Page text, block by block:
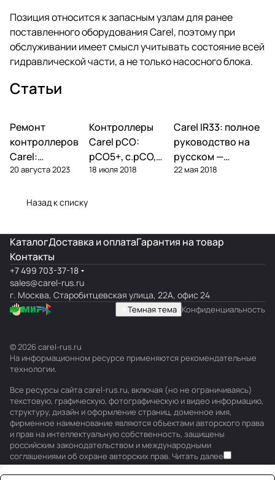
Позиция относится к запасным узлам для ранее
поставленного оборудования Carel, поэтому при
обслуживании имеет смысл учитывать состояние всей
гидравлической части, а не только насосного блока.
Статьи
Автоматика и
контроллеры
Ремонт
контроллеров
Carel:
диагностика
поломок и
20 августа 2023
Автоматика и
контроллеры
Контроллеры
Carel pCO:
pCO5+, c.pCO,
pCO mini —
18 июля 2018
Автоматика и
контроллеры
Carel IR33: полное
руководство на
русском —
параметры,
22 мая 2018
Назад к списку
КаталогДоставка и оплатаГарантия на товар
Контакты
+7 499 703-37-18
sales@carel-rus.ru
г. Москва, Старобитцевская улица, 22А, офис 24
Темная тема Конфиденциальность
© 2026 carel-rus.ru
На информационном ресурсе применяются рекомендательные
технологии.
Все ресурсы сайта carel-rus.ru, включая (но не ограничиваясь)
текстовую, графическую, фотографическую и видео информацию,
структуру, дизайн и оформление страниц, доменное имя,
фирменное наименование являются объектами авторского права
и прав на интеллектуальную собственность, защищены
российским законодательством и международными
соглашениями об охране авторских прав. Читать далее